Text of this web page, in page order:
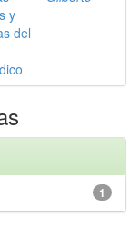
y
del
1